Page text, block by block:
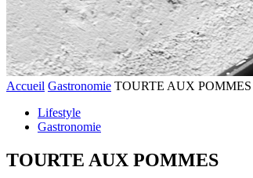
Accueil Gastronomie TOURTE AUX POMMES
Lifestyle
Gastronomie
TOURTE AUX POMMES